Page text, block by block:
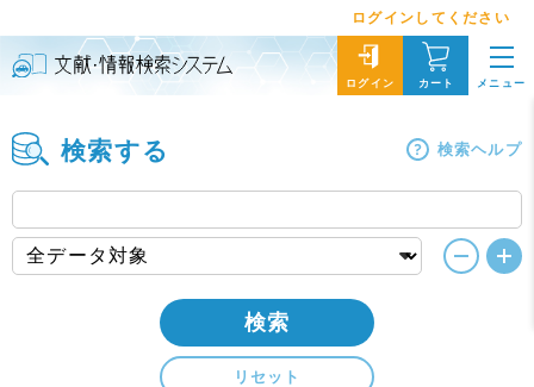
ログインしてください
ログイン カート メニュー
検索する 検索ヘルプ
検索
リセット